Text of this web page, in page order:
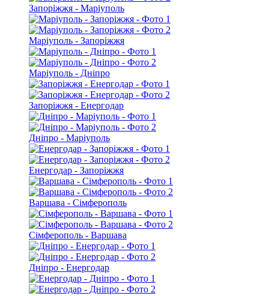
Запоріжжя - Маріуполь
Маріуполь - Запоріжжя
Маріуполь - Дніпро
Запоріжжя - Енергодар
Дніпро - Маріуполь
Енергодар - Запоріжжя
Варшава - Сімферополь
Сімферополь - Варшава
Дніпро - Енергодар